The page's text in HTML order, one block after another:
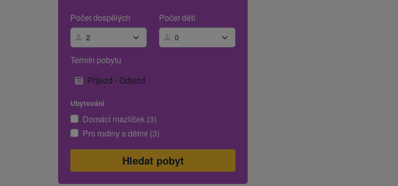
Počet dospělých
Počet dětí
Termín pobytu
Příjezd - Odjezd
Ubytování
Domácí mazlíček (3)
Pro rodiny s dětmi (3)